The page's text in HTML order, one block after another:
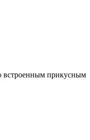
встроенным прикусным